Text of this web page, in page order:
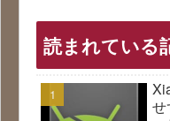
読まれている
せ